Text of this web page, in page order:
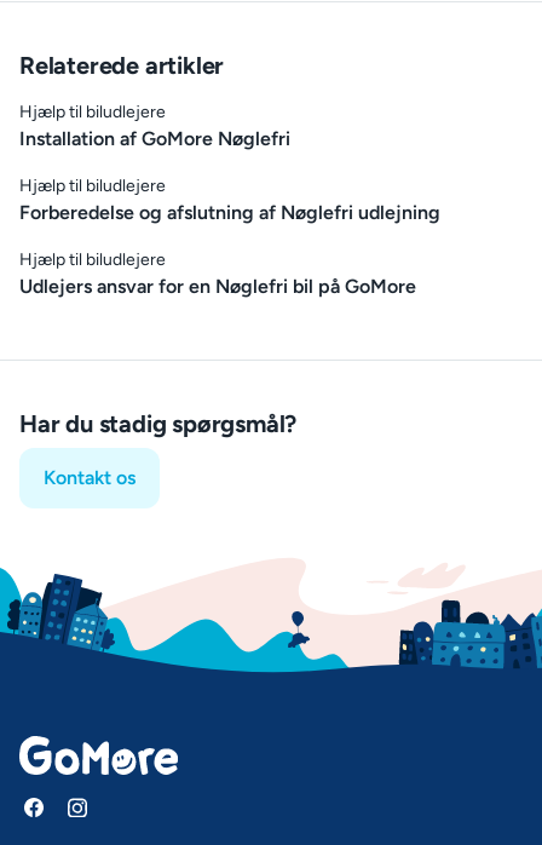
Relaterede artikler
Hjælp til biludlejere
Installation af GoMore Nøglefri
Hjælp til biludlejere
Forberedelse og afslutning af Nøglefri udlejning
Hjælp til biludlejere
Udlejers ansvar for en Nøglefri bil på GoMore
Har du stadig spørgsmål?
Kontakt os